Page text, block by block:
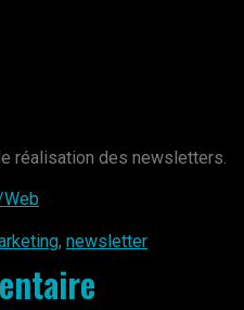
réalisation des newsletters.
, newsletter